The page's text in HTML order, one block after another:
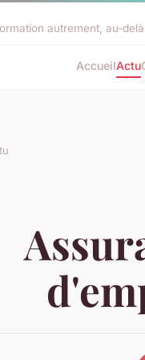
autrement, au-
AccueilActu